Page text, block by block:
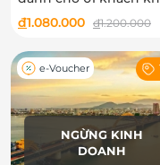
hành từ Đà Nẵng
đ1.080.000 đ1.200.000
NGỪNG KINH
DOANH
e-Voucher